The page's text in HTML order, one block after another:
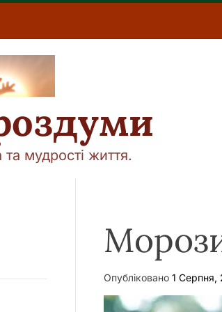
мудрості життя.
Опубліковано 1 Серпня,